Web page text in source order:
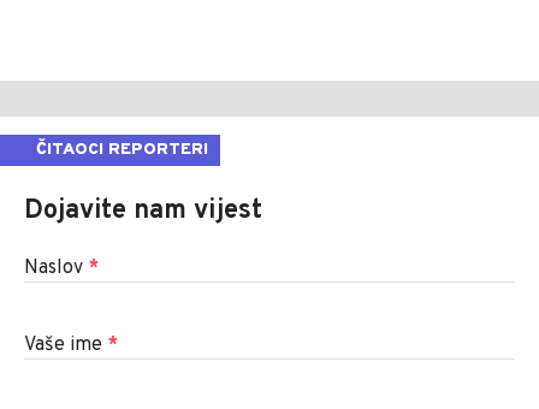
ČITAOCI REPORTERI
Dojavite nam vijest
Naslov *
Vaše ime *